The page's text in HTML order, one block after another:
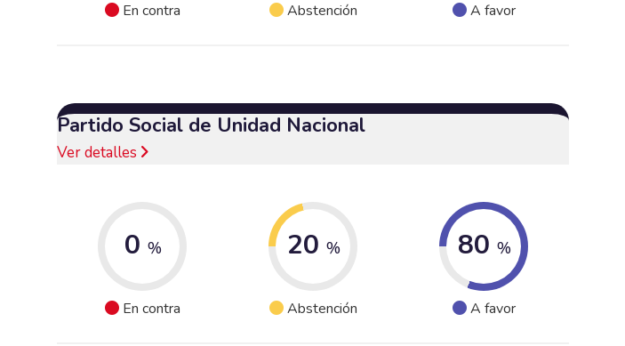
En contra Abstención A favor
Partido Social de Unidad Nacional
Ver detalles
0 %
En contra
20 %
Abstención
80 %
A favor